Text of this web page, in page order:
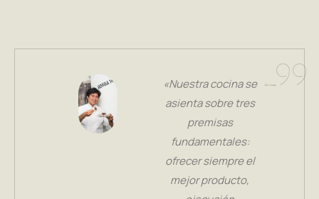
«Nuestra cocina se
asienta sobre tres
premisas
fundamentales:
ofrecer siempre el
mejor producto,